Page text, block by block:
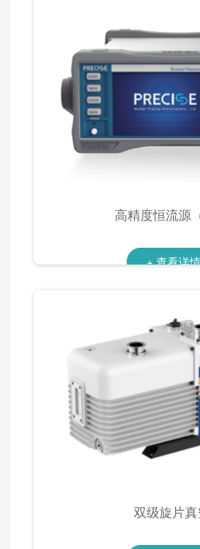
高精度恒流源
+ 查看详
双级旋片